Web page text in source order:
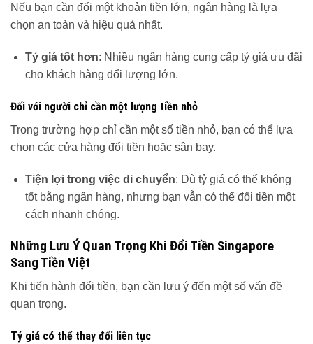
Nếu bạn cần đổi một khoản tiền lớn, ngân hàng là lựa
chọn an toàn và hiệu quả nhất.
Tỷ giá tốt hơn: Nhiều ngân hàng cung cấp tỷ giá ưu đãi
cho khách hàng đổi lượng lớn.
Đối với người chỉ cần một lượng tiền nhỏ
Trong trường hợp chỉ cần một số tiền nhỏ, bạn có thể lựa
chọn các cửa hàng đổi tiền hoặc sân bay.
Tiện lợi trong việc di chuyển: Dù tỷ giá có thể không
tốt bằng ngân hàng, nhưng bạn vẫn có thể đổi tiền một
cách nhanh chóng.
Những Lưu Ý Quan Trọng Khi Đổi Tiền Singapore
Sang Tiền Việt
Khi tiến hành đổi tiền, bạn cần lưu ý đến một số vấn đề
quan trọng.
Tỷ giá có thể thay đổi liên tục